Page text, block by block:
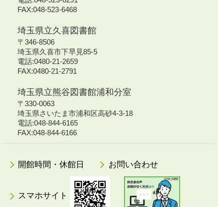
FAX:048-523-6468
埼玉県立久喜図書館
〒346-8506
埼玉県久喜市下早見85-5
電話:0480-21-2659
FAX:0480-21-2791
埼玉県立熊谷図書館浦和分室
〒330-0063
埼玉県さいたま市浦和区高砂4-3-18
電話:048-844-6165
FAX:048-844-6166
開館時間・休館日 お問い合わせ
スマホサイト